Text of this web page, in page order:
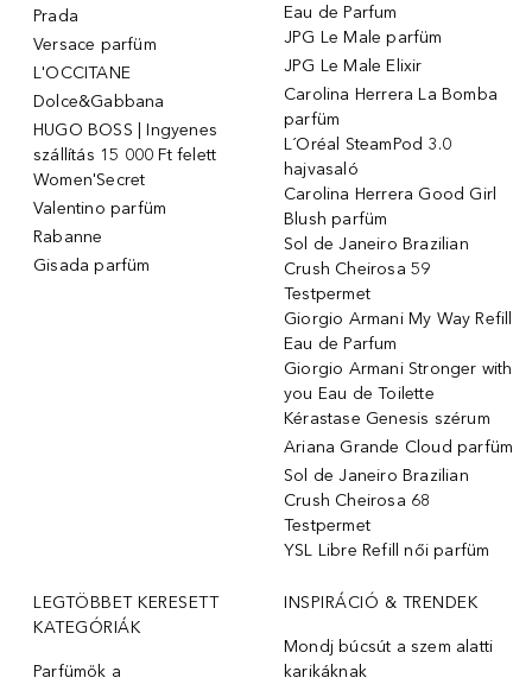
Prada
Versace parfüm
L'OCCITANE
Dolce&Gabbana
HUGO BOSS | Ingyenes
szállítás 15 000 Ft felett
Women'Secret
Valentino parfüm
Rabanne
Gisada parfüm
Eau de Parfum
JPG Le Male parfüm
JPG Le Male Elixir
Carolina Herrera La Bomba
parfüm
L´Oréal SteamPod 3.0
hajvasaló
Carolina Herrera Good Girl
Blush parfüm
Sol de Janeiro Brazilian
Crush Cheirosa 59
Testpermet
Giorgio Armani My Way Refill
Eau de Parfum
Giorgio Armani Stronger with
you Eau de Toilette
Kérastase Genesis szérum
Ariana Grande Cloud parfüm
Sol de Janeiro Brazilian
Crush Cheirosa 68
Testpermet
YSL Libre Refill női parfüm
LEGTÖBBET KERESETT
KATEGÓRIÁK
Parfümök ️a
INSPIRÁCIÓ & TRENDEK
Mondj búcsút a szem alatti
karikáknak